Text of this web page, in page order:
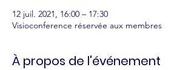
12 juil. 2021, 16:00 – 17:30
Visioconference réservée aux membres
À propos de l'événement